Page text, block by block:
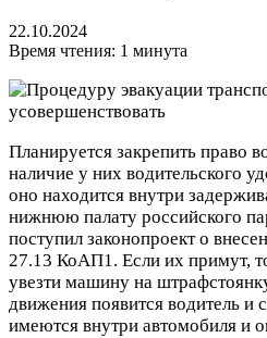
22.10.2024
Время чтения: 1 минута
Планируется закрепить право
наличие у них водительского
оно находится внутри
нижнюю палату российского
поступил законопроект о
27.13 КоАП1. Если их примут,
увезти машину на
движения появится водитель и
имеются внутри автомобиля и